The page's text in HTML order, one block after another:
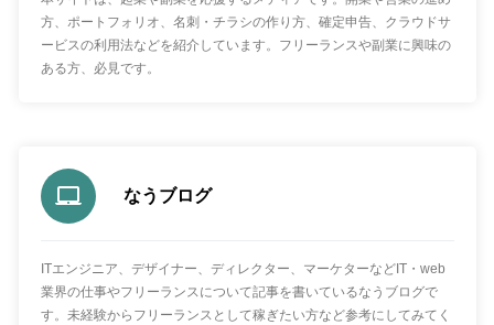
方、ポートフォリオ、名刺・チラシの作り方、確定申告、クラウドサ
ービスの利用法などを紹介しています。フリーランスや副業に興味の
ある方、必見です。
なうブログ
ITエンジニア、デザイナー、ディレクター、マーケターなどIT・web
業界の仕事やフリーランスについて記事を書いているなうブログで
す。未経験からフリーランスとして稼ぎたい方など参考にしてみてく